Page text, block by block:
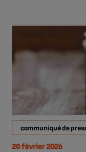
communiqué de
20 février 2026